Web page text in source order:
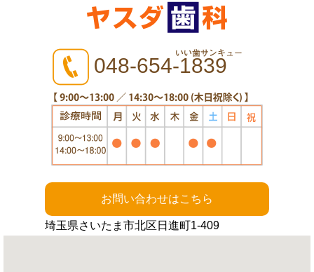
048-654-1839
お問い合わせはこちら
埼玉県さいたま市北区日進町1-409